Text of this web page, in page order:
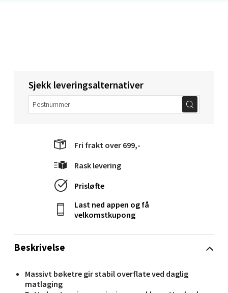
Beskrivelse
Massivt bøketre gir stabil overflate ved daglig
matlaging
Sjekk leveringsalternativer
Fri frakt over 699,-
Rask levering
Prisløfte
Last ned appen og få
velkomstkupong
Molde - Moldetorget
0 i butikk
Bolagsgata 1, 8514 Narvik
0 i butikk